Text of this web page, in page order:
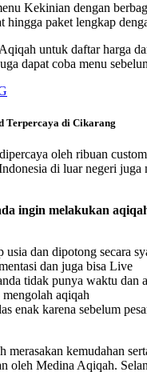
Kekinian dengan
hingga paket lengkap
untuk daftar harga
dapat coba menu
Terpercaya di Cikarang
oleh ribuan
di luar negeri juga
ingin melakukan
dan dipotong secara
dan juga bisa Live
tidak punya waktu dan
aqiqah
enak karena sebelum
merasakan kemudahan
oleh Medina Aqiqah.